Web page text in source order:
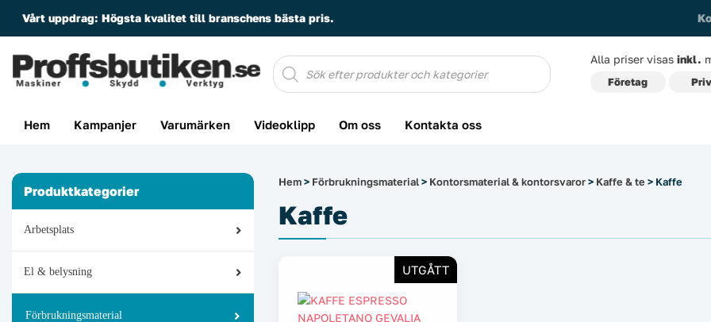
Vårt uppdrag: Högsta kvalitet till branschens bästa pris.
Produktsökning Alla priser visas inkl.
Företag
Hem Kampanjer Varumärken Videoklipp Om oss Kontakta oss
Produktkategorier
Arbetsplats
El & belysning
Förbrukningsmaterial
Hem> Förbrukningsmaterial> Kontorsmaterial & kontorsvaror> Kaffe & te > Kaffe
Kaffe
UTGÅTT